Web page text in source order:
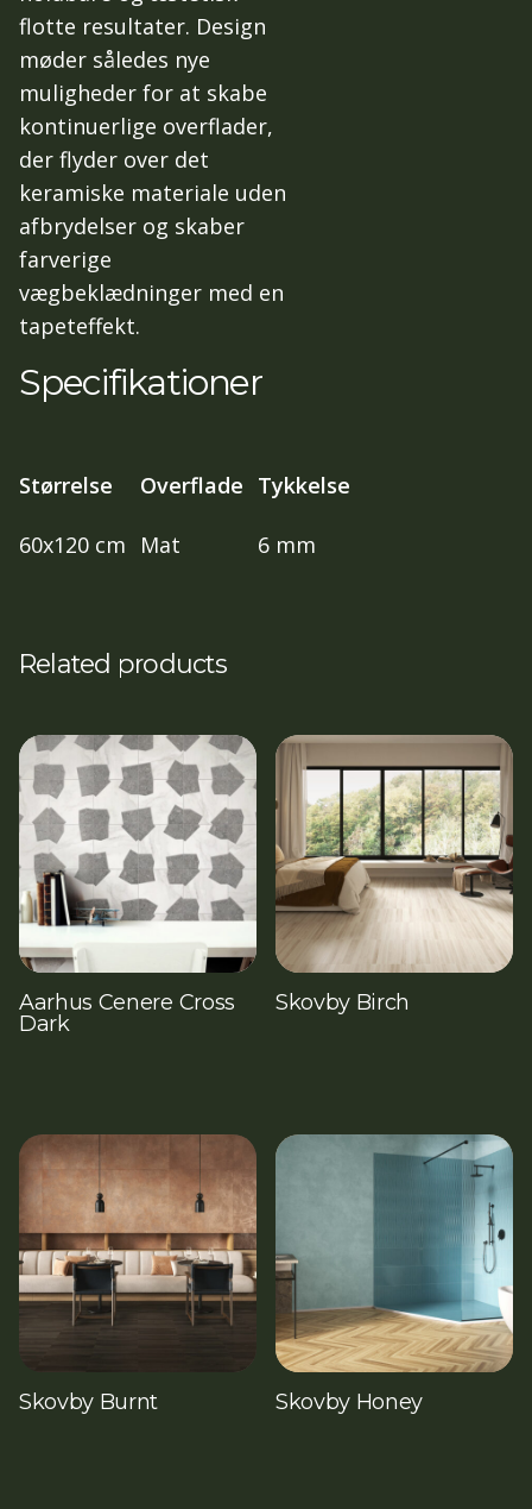
flotte resultater. Design
møder således nye
muligheder for at skabe
kontinuerlige overflader,
der flyder over det
keramiske materiale uden
afbrydelser og skaber
farverige
vægbeklædninger med en
tapeteffekt.
Specifikationer
Størrelse Overflade Tykkelse
60x120 cm Mat 6 mm
Related products
Aarhus Cenere Cross
Dark
Skovby Birch
Skovby Burnt Skovby Honey